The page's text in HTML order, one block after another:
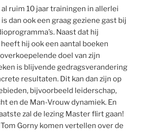
ruim 10 jaar trainingen in allerlei
dan ook een graag geziene gast bij
Naast dat hij
hij ook een aantal boeken
doel van zijn
is blijvende gedragsverandering
resultaten. Dit kan dan zijn op
bijvoorbeeld leiderschap,
en de Man-Vrouw dynamiek. En
zal de lezing Master flirt gaan!
Gorny komen vertellen over de